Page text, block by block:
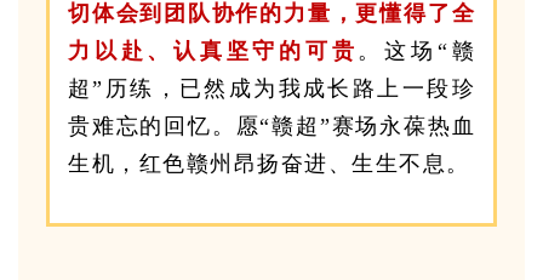
切体会到团队协作的力量，更懂得了全
力以赴、认真坚守的可贵 。这场“赣
超”历练，已然成为我成长路上一段珍
贵难忘的回忆。愿“赣超”赛场永葆热血
生机，红色赣州昂扬奋进、生生不息。